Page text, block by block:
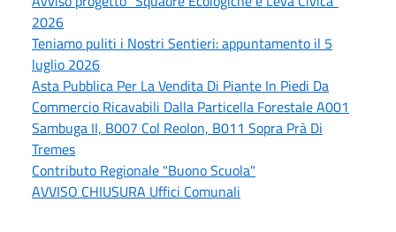
2026
Teniamo puliti i Nostri Sentieri: appuntamento il 5
luglio 2026
Asta Pubblica Per La Vendita Di Piante In Piedi Da
Commercio Ricavabili Dalla Particella Forestale A001
Sambuga II, B007 Col Reolon, B011 Sopra Prà Di
Tremes
Contributo Regionale "Buono Scuola"
AVVISO CHIUSURA Uffici Comunali